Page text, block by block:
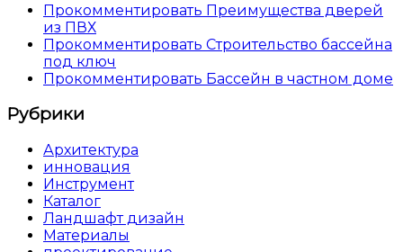
Прокомментировать Преимущества дверей
из ПВХ
Прокомментировать Строительство бассейна
под ключ
Прокомментировать Бассейн в частном доме
Рубрики
Архитектура
инновация
Инструмент
Каталог
Ландшафт дизайн
Материалы